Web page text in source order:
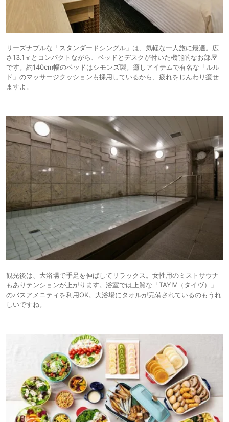
リーズナブルな「スタンダードシングル」は、気軽な一人旅に最適。広
さ13.1㎡とコンパクトながら、ベッドとデスクが付いた機能的なお部屋
です。約140cm幅のベッドはシモンズ製。癒しアイテムで有名な「ルル
ド」のマッサージクッションも採用しているから、疲れをじんわり癒せ
ますよ。
観光後は、大浴場で手足を伸ばしてリラックス。女性用のミストサウナ
もありテンションが上がります。浴室では上質な「TAYIV（タイヴ）」
のバスアメニティを利用OK。大浴場にタオルが完備されているのもうれ
しいですね。